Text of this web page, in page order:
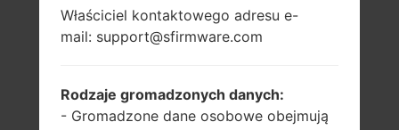
Właściciel kontaktowego adresu e-
mail: support@sfirmware.com
Rodzaje gromadzonych danych:
- Gromadzone dane osobowe obejmują